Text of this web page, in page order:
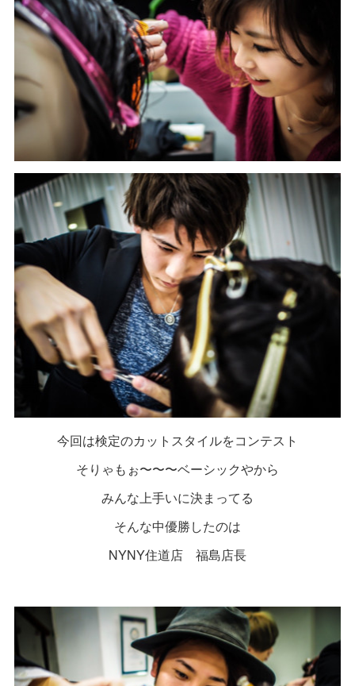
今回は検定のカットスタイルをコンテスト
そりゃもぉ〜〜〜ベーシックやから
みんな上手いに決まってる
そんな中優勝したのは
NYNY住道店 福島店長